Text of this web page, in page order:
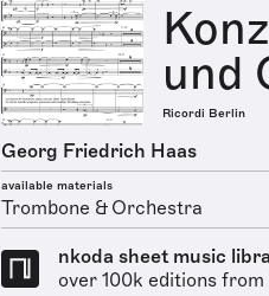
und
Ricordi Berlin
Georg Friedrich Haas
available materials
Trombone & Orchestra
nkoda sheet music
over 100k editions